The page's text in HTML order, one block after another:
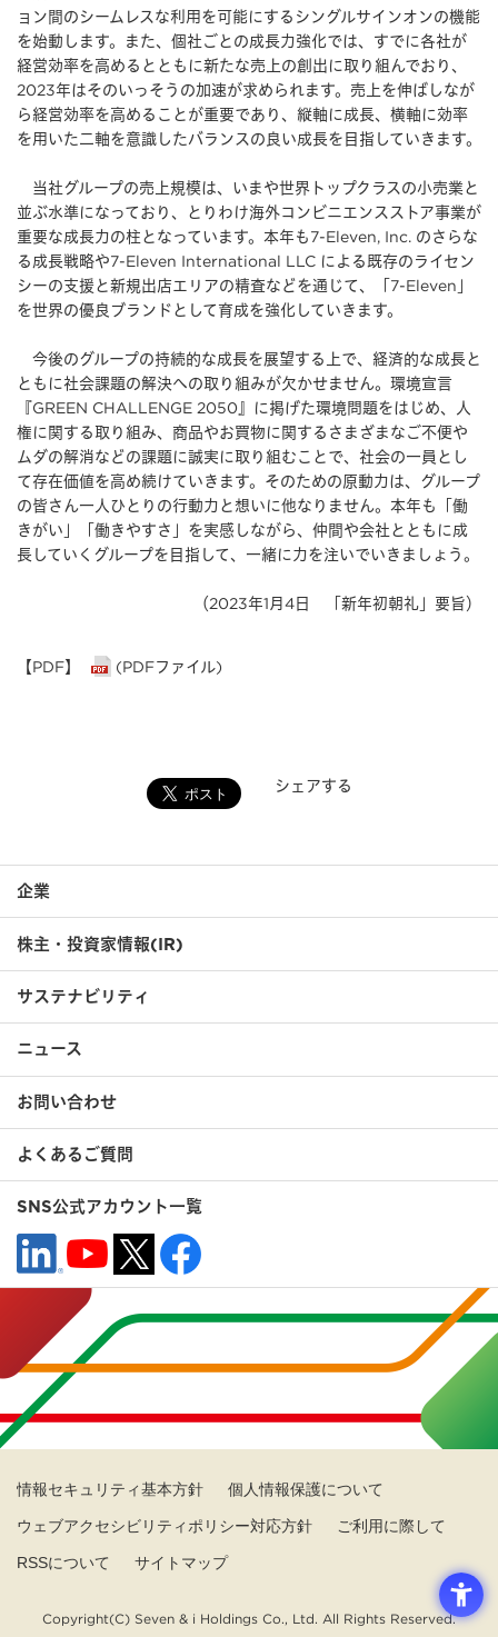
ョン間のシームレスな利用を可能にするシングルサインオンの機能
を始動します。また、個社ごとの成長力強化では、すでに各社が
経営効率を高めるとともに新たな売上の創出に取り組んでおり、
2023年はそのいっそうの加速が求められます。売上を伸ばしなが
ら経営効率を高めることが重要であり、縦軸に成長、横軸に効率
を用いた二軸を意識したバランスの良い成長を目指していきます。
当社グループの売上規模は、いまや世界トップクラスの小売業と
並ぶ水準になっており、とりわけ海外コンビニエンスストア事業が
重要な成長力の柱となっています。本年も7-Eleven, Inc. のさらな
る成長戦略や7-Eleven International LLC による既存のライセン
シーの支援と新規出店エリアの精査などを通じて、「7-Eleven」
を世界の優良ブランドとして育成を強化していきます。
今後のグループの持続的な成長を展望する上で、経済的な成長と
ともに社会課題の解決への取り組みが欠かせません。環境宣言
『GREEN CHALLENGE 2050』に掲げた環境問題をはじめ、人
権に関する取り組み、商品やお買物に関するさまざまなご不便や
ムダの解消などの課題に誠実に取り組むことで、社会の一員とし
て存在価値を高め続けていきます。そのための原動力は、グループ
の皆さん一人ひとりの行動力と想いに他なりません。本年も「働
きがい」「働きやすさ」を実感しながら、仲間や会社とともに成
長していくグループを目指して、一緒に力を注いでいきましょう。
（2023年1月4日 「新年初朝礼」要旨）
【PDF】 (PDFファイル)
シェアする
企業
株主・投資家情報(IR)
サステナビリティ
ニュース
お問い合わせ
よくあるご質問
SNS公式アカウント一覧
情報セキュリティ基本方針 個人情報保護について
ウェブアクセシビリティポリシー対応方針 ご利用に際して
RSSについて サイトマップ
Copyright(C) Seven & i Holdings Co., Ltd. All Rights Reserved.